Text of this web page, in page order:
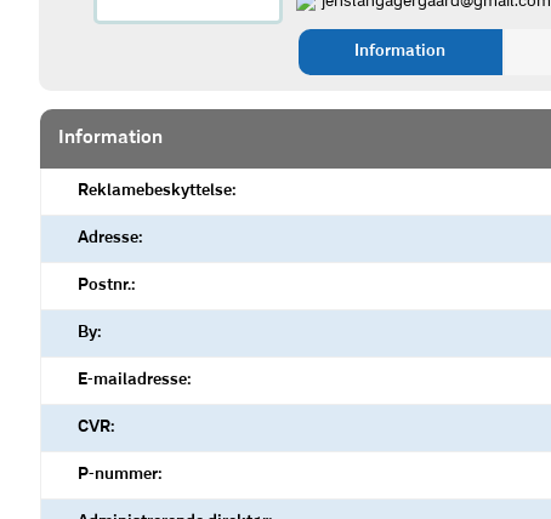
Information
Information
Reklamebeskyttelse:
Adresse:
Postnr.:
By:
E-mailadresse:
CVR:
P-nummer: